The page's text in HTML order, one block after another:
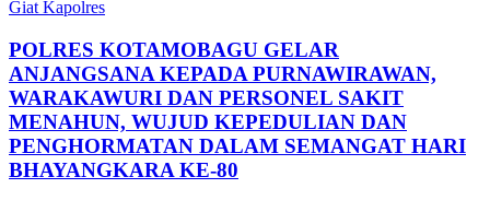
Giat Kapolres
POLRES KOTAMOBAGU GELAR
ANJANGSANA KEPADA PURNAWIRAWAN,
WARAKAWURI DAN PERSONEL SAKIT
MENAHUN, WUJUD KEPEDULIAN DAN
PENGHORMATAN DALAM SEMANGAT HARI
BHAYANGKARA KE-80